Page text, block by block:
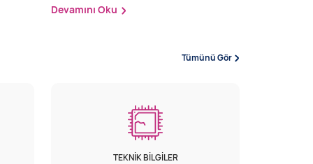
Devamını Oku
Tümünü Gör
TEKNIK BILGILER